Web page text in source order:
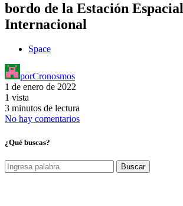
bordo de la Estación Espacial
Internacional
Space
porCronosmos
1 de enero de 2022
1 vista
3 minutos de lectura
No hay comentarios
¿Qué buscas?
Buscar